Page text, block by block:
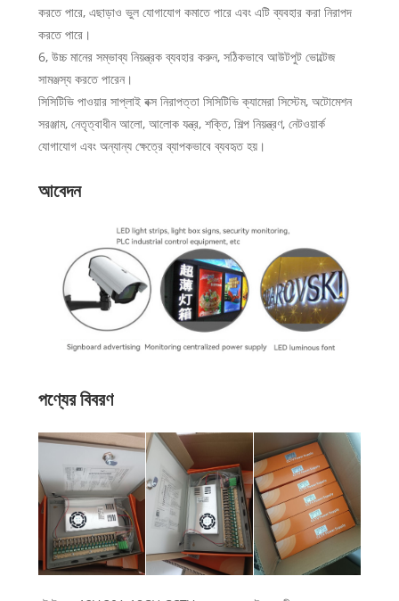
করতে পারে, এছাড়াও ভুল যোগাযোগ কমাতে পারে এবং এটি ব্যবহার করা নিরাপদ
করতে পারে।
6, উচ্চ মানের সম্ভাব্য নিয়ন্ত্রক ব্যবহার করুন, সঠিকভাবে আউটপুট ভোল্টেজ
সামঞ্জস্য করতে পারেন।
সিসিটিভি পাওয়ার সাপ্লাই বক্স নিরাপত্তা সিসিটিভি ক্যামেরা সিস্টেম, অটোমেশন
সরঞ্জাম, নেতৃত্বাধীন আলো, আলোক যন্ত্র, শক্তি, শিল্প নিয়ন্ত্রণ, নেটওয়ার্ক
যোগাযোগ এবং অন্যান্য ক্ষেত্রে ব্যাপকভাবে ব্যবহৃত হয়।
আবেদন
পণ্যের বিবরণ